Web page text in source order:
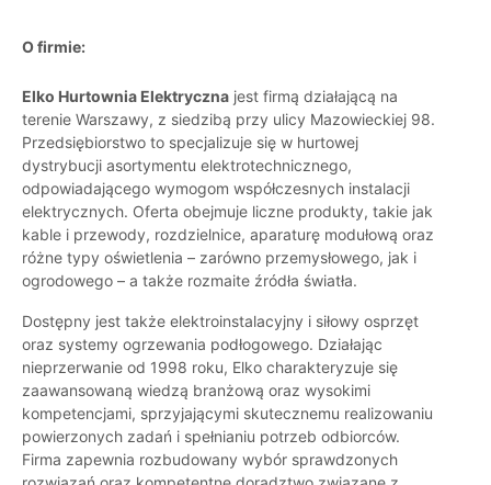
O firmie:
Elko Hurtownia Elektryczna jest firmą działającą na
terenie Warszawy, z siedzibą przy ulicy Mazowieckiej 98.
Przedsiębiorstwo to specjalizuje się w hurtowej
dystrybucji asortymentu elektrotechnicznego,
odpowiadającego wymogom współczesnych instalacji
elektrycznych. Oferta obejmuje liczne produkty, takie jak
kable i przewody, rozdzielnice, aparaturę modułową oraz
różne typy oświetlenia – zarówno przemysłowego, jak i
ogrodowego – a także rozmaite źródła światła.
Dostępny jest także elektroinstalacyjny i siłowy osprzęt
oraz systemy ogrzewania podłogowego. Działając
nieprzerwanie od 1998 roku, Elko charakteryzuje się
zaawansowaną wiedzą branżową oraz wysokimi
kompetencjami, sprzyjającymi skutecznemu realizowaniu
powierzonych zadań i spełnianiu potrzeb odbiorców.
Firma zapewnia rozbudowany wybór sprawdzonych